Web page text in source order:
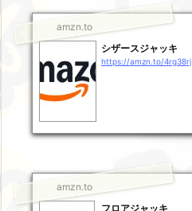
amzn.to
シザースジャッキ
https://amzn.to/4rg38rj
amzn.to
フロアジャッキ